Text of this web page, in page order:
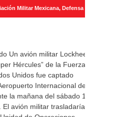
Militar Mexicana, Defensa
Un avión militar Lockheed
Hércules” de la Fuerza
Unidos fue captado
Internacional de
la mañana del sábado 17
avión militar trasladaría a